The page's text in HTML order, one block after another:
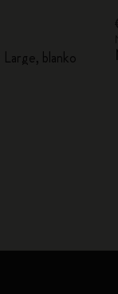
Large, blanko